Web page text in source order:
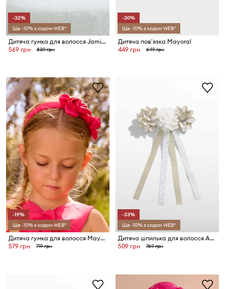
-32%
Ще -10% з кодом WEB*
Дитяча гумка для волосся Jamiks MADELEINE
569 грн
839 грн
-30%
Ще -10% з кодом WEB*
Дитяча пов'язка Mayoral
449 грн
649 грн
-19%
Ще -10% з кодом WEB*
Дитяча гумка для волосся Mayoral
579 грн
719 грн
-33%
Ще -10% з кодом WEB*
Дитяча шпилька для волосся Abel&Lula
509 грн
769 грн